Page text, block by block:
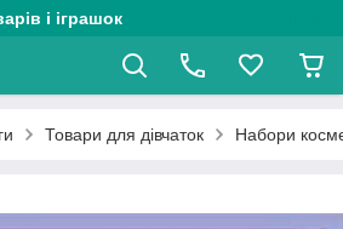
і іграшок
Товари для дівчаток Набори